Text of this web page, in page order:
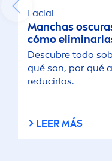
Facial
Manchas
cómo
Descubre todo
qué son, por qué
reducirlas.
LEER MÁS